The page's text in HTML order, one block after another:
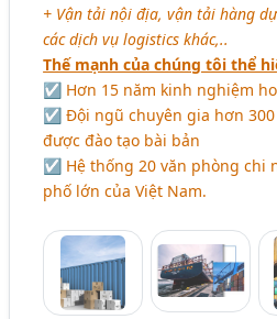
+ Vận tải nội địa, vận tải hàng
các dịch vụ logistics khác,..
Thế mạnh của chúng tôi thể
☑ Hơn 15 năm kinh nghiệm
☑ Đội ngũ chuyên gia hơn
được đào tạo bài bản
☑ Hệ thống 20 văn phòng chi
phố lớn của Việt Nam.